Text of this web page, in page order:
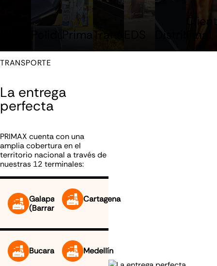
PoliductoPrimaxTransporte
Final
TRANSPORTE
La entrega
perfecta
PRIMAX cuenta con una
amplia cobertura en el
territorio nacional a través de
nuestras 12 terminales:
Galapa
(Barranquilla)
Cartagena
Bucaramanga Medellín